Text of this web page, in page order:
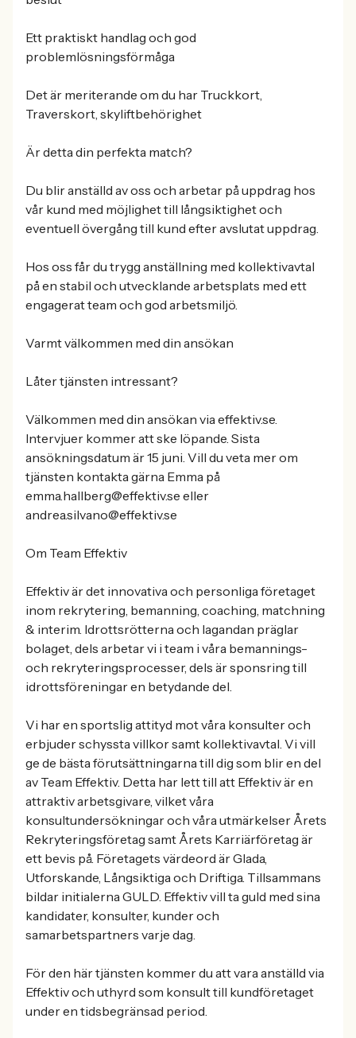
Ett praktiskt handlag och god
problemlösningsförmåga
Det är meriterande om du har Truckkort,
Traverskort, skyliftbehörighet
Är detta din perfekta match?
Du blir anställd av oss och arbetar på uppdrag hos
vår kund med möjlighet till långsiktighet och
eventuell övergång till kund efter avslutat uppdrag.
Hos oss får du trygg anställning med kollektivavtal
på en stabil och utvecklande arbetsplats med ett
engagerat team och god arbetsmiljö.
Varmt välkommen med din ansökan
Låter tjänsten intressant?
Välkommen med din ansökan via effektiv.se.
Intervjuer kommer att ske löpande. Sista
ansökningsdatum är 15 juni. Vill du veta mer om
tjänsten kontakta gärna Emma på
emma.hallberg@effektiv.se eller
andrea.silvano@effektiv.se
Om Team Effektiv
Effektiv är det innovativa och personliga företaget
inom rekrytering, bemanning, coaching, matchning
& interim. Idrottsrötterna och lagandan präglar
bolaget, dels arbetar vi i team i våra bemannings-
och rekryteringsprocesser, dels är sponsring till
idrottsföreningar en betydande del.
Vi har en sportslig attityd mot våra konsulter och
erbjuder schyssta villkor samt kollektivavtal. Vi vill
ge de bästa förutsättningarna till dig som blir en del
av Team Effektiv. Detta har lett till att Effektiv är en
attraktiv arbetsgivare, vilket våra
konsultundersökningar och våra utmärkelser Årets
Rekryteringsföretag samt Årets Karriärföretag är
ett bevis på. Företagets värdeord är Glada,
Utforskande, Långsiktiga och Driftiga. Tillsammans
bildar initialerna GULD. Effektiv vill ta guld med sina
kandidater, konsulter, kunder och
samarbetspartners varje dag.
För den här tjänsten kommer du att vara anställd via
Effektiv och uthyrd som konsult till kundföretaget
under en tidsbegränsad period.